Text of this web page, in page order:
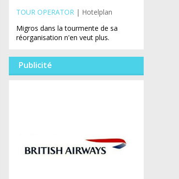
TOUR OPERATOR | Hotelplan
Migros dans la tourmente de sa
réorganisation n'en veut plus.
Publicité